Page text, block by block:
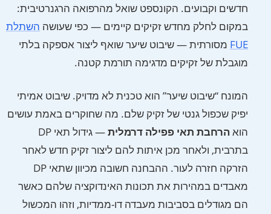
חדשים וקבועים. הקונספט שואל מהרפואה הרגנרטיבית:
במקום לחלק מחדש זקיקים קיימים — כפי שעושההשתלת
FUEמסורתית — שיבוט שיער שואף ליצור אספקה בלתי
מוגבלת של זקיקים מדגימה תורמת קטנה.
המונח “שיבוט שיער” הוא טכנית לא מדויק. שיבוט אמיתי
יפיק שכפול גנטי של זקיק שלם. מה שחוקרים באמת עושים
הואהרחבת תאי פפילה דרמלית
— גידול תאי DP
בתרבית, ולאחר מכן איתות להם ליצור זקיק חדש לאחר
הזרקה חזרה לעור. ההבחנה חשובה מכיוון שתאי DP
מאבדים במהירות את תכונות האינדוקציה שלהם כאשר
הם מגודלים בסביבות מעבדה דו-ממדיות, וזהו המכשול